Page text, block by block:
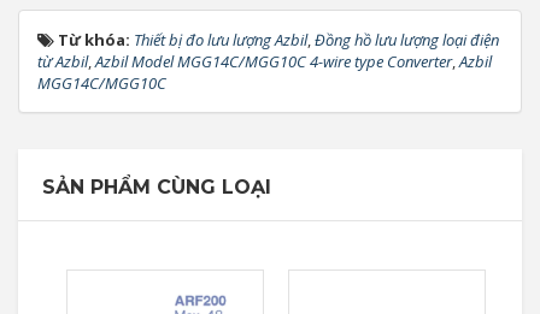
Từ khóa: Thiết bị đo lưu lượng Azbil,Đồng hồ lưu lượng loại điện
từ Azbil,Azbil Model MGG14C/MGG10C 4-wire type Converter,Azbil
MGG14C/MGG10C
SẢN PHẨM CÙNG LOẠI